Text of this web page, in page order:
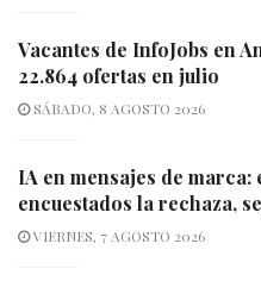
Vacantes de InfoJobs en
22.864 ofertas en julio
SÁBADO, 8 AGOSTO 2026
IA en mensajes de
encuestados la rechaza,
VIERNES, 7 AGOSTO 2026